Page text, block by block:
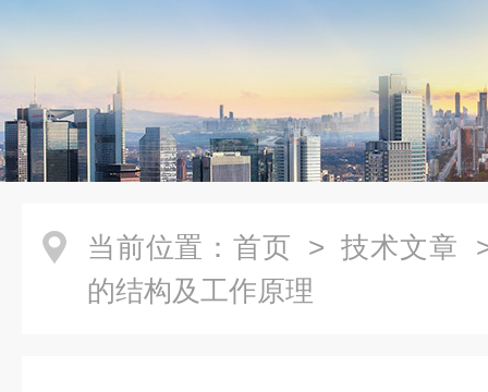
当前位置： 首页 > 技术文章
的结构及工作原理